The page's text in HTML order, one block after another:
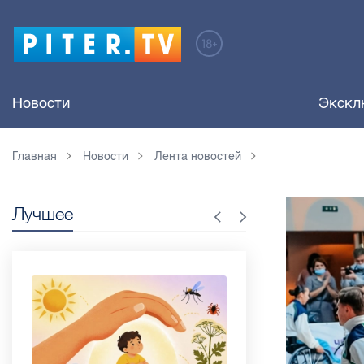
Новости
Главная Новости Лента новостей
Лучшее